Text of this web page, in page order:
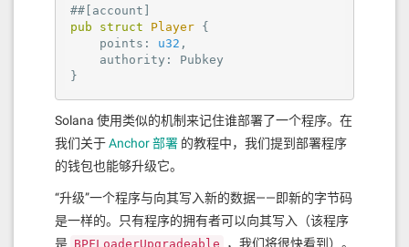
##[account]
pub
struct Player {
    points:
u32 ,
}
Solana 使用类似的机制来记住谁部署了一个程序。在
我们关于Anchor 部署 的教程中，我们提到部署程序
的钱包也能够升级它。
“升级”一个程序与向其写入新的数据——即新的字节码
是一样的。只有程序的拥有者可以向其写入（该程序
是 BPFLoaderUpgradeable ，我们将很快看到）。